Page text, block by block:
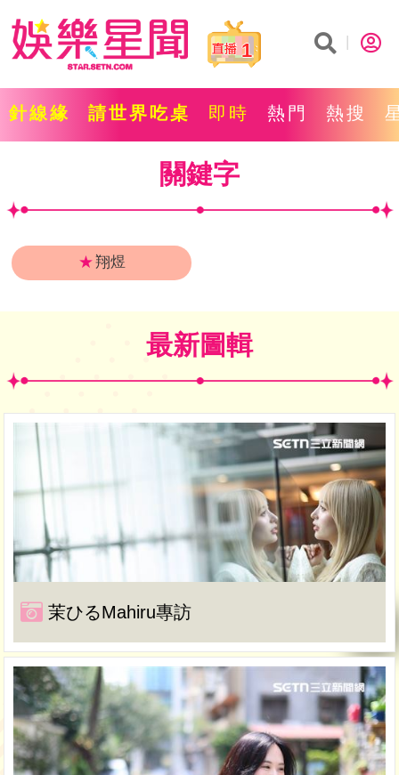
1
針線緣 請世界吃桌 即時 熱門 熱搜
關鍵字
★翔煜
最新圖輯
茉ひるMahiru專訪